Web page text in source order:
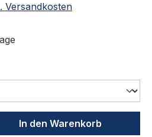
Versandkosten
Gib den
In den Warenkorb